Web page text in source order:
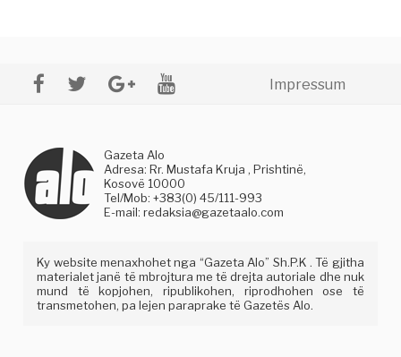
Impressum
Gazeta Alo
Adresa: Rr. Mustafa Kruja , Prishtinë,
Kosovë 10000
Tel/Mob: +383(0) 45/111-993
E-mail:redaksia@gazetaalo.com
Ky website menaxhohet nga “Gazeta Alo” Sh.P.K . Të gjitha
materialet janë të mbrojtura me të drejta autoriale dhe nuk
mund të kopjohen, ripublikohen, riprodhohen ose të
transmetohen, pa lejen paraprake të Gazetës Alo.